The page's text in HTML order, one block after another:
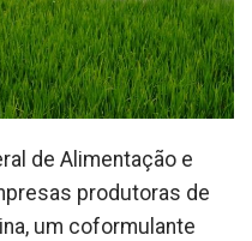
de Alimentação e
produtoras de
um coformulante